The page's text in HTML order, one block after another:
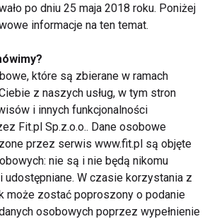
w owocach i warzywach chronią
gdyż wpływają na prawidłowe
przekąski w
przekąskami są także
pestki, które stanowią znakomite
witaminy E oraz zdrowych kwasów
struktury mózgu i
Orzechy są bogate w składniki
po dniu 25 maja 2018 roku. Poniżej
informacje na ten temat.
które są zbierane w ramach
z naszych usług, w tym stron
i innych funkcjonalności
Fit.pl Sp.z.o.o.. Dane osobowe
przez serwis www.fit.pl są objęte
nie są i nie będą nikomu
udostępniane. W czasie korzystania z
może zostać poproszony o podanie
osobowych poprzez wypełnienie